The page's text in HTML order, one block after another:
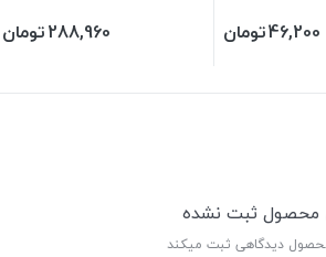
46,200تومان 288,960تومان
محصول ثبت نشده
محصول دیدگاهی ثبت میکند